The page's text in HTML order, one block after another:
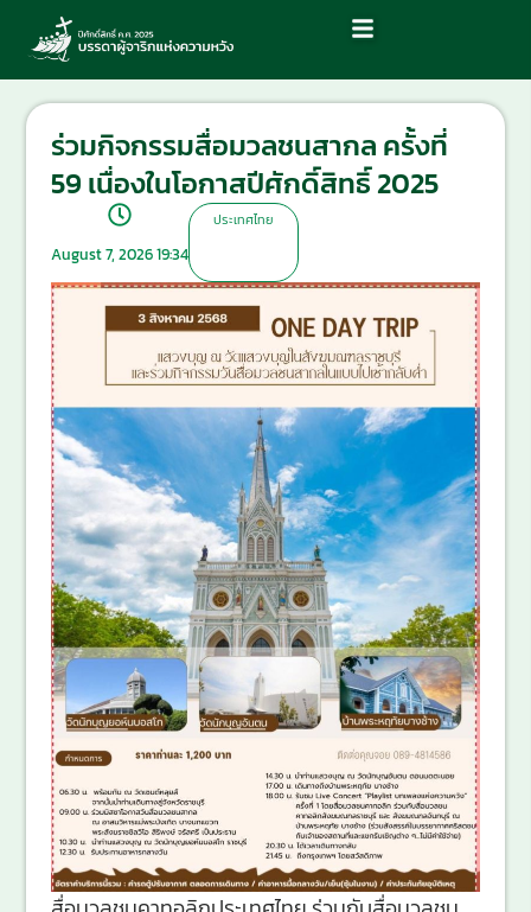
ร่วมกิจกรรมสื่อมวลชนสากล ครั้งที่
59 เนื่องในโอกาสปีศักดิ์สิทธิ์ 2025
August 7, 2026 19:34
ประเทศไทย